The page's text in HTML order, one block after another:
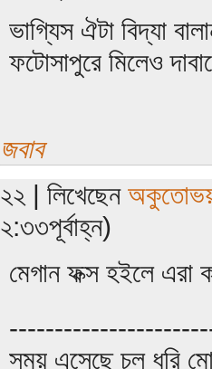
ভাগ্যিস ঐটা বিদ্যা
ফটোসাপুরে মিলেও
জবাব
২২ | লিখেছেন অকুতোভয়
২:৩৩পূর্বাহ্ন)
মেগান ফক্স হইলে এরা
সময় এসেছে চল ধরি